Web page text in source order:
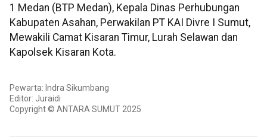
1 Medan (BTP Medan), Kepala Dinas Perhubungan
Kabupaten Asahan, Perwakilan PT KAI Divre I Sumut,
Mewakili Camat Kisaran Timur, Lurah Selawan dan
Kapolsek Kisaran Kota.
Pewarta: Indra Sikumbang
Editor: Juraidi
Copyright © ANTARA SUMUT 2025